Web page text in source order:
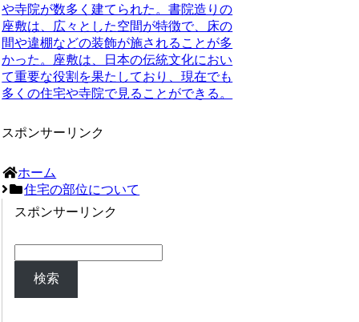
や寺院が数多く建てられた。書院造りの
座敷は、広々とした空間が特徴で、床の
間や違棚などの装飾が施されることが多
かった。座敷は、日本の伝統文化におい
て重要な役割を果たしており、現在でも
多くの住宅や寺院で見ることができる。
スポンサーリンク
ホーム
住宅の部位について
スポンサーリンク
検索